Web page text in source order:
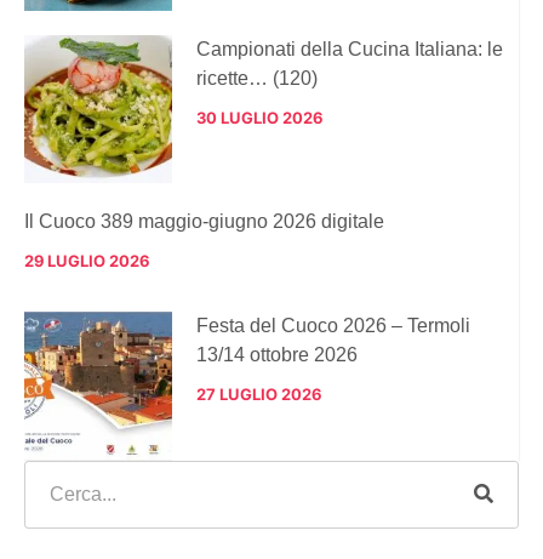
Campionati della Cucina Italiana: le
ricette… (120)
30 LUGLIO 2026
Il Cuoco 389 maggio-giugno 2026 digitale
29 LUGLIO 2026
Festa del Cuoco 2026 – Termoli
13/14 ottobre 2026
27 LUGLIO 2026